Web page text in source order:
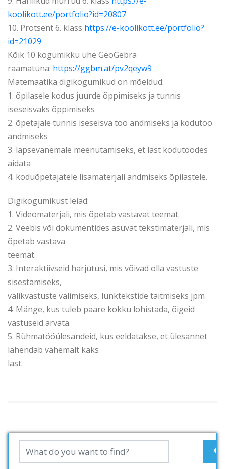
koolikott.ee/portfolio?id=20807
10. Protsent 6. klass https://e-koolikott.ee/portfolio?
id=21029
Kõik 10 kogumikku ühe GeoGebra
raamatuna: https://ggbm.at/pv2qeyw9
Matemaatika digikogumikud on mõeldud:
1. õpilasele kodus juurde õppimiseks ja tunnis
iseseisvaks õppimiseks
2. õpetajale tunnis iseseisva töö andmiseks ja kodutöö
andmiseks
3. lapsevanemale meenutamiseks, et last kodutöödes
aidata
4. koduõpetajatele lisamaterjali andmiseks õpilastele.
Digikogumikust leiad:
1. Videomaterjali, mis õpetab vastavat teemat.
2. Veebis või dokumentides asuvat tekstimaterjali, mis
õpetab vastava
teemat.
3. Interaktiivseid harjutusi, mis võivad olla vastuste
sisestamiseks,
valikvastuste valimiseks, lünktekstide täitmiseks jpm
4. Mänge, kus tuleb paare kokku lohistada, õigeid
vastuseid arvata.
5. Rühmatööülesandeid, kus eeldatakse, et ülesannet
lahendab vähemalt kaks
last.